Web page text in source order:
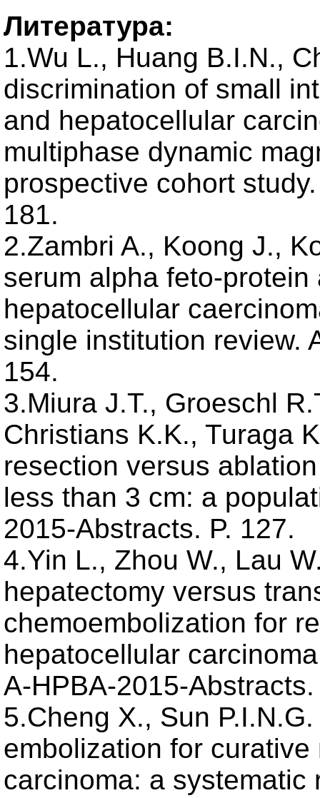
Литература:
1.Wu L., Huang B.I.N.,
discrimination of small
and hepatocellular
multiphase dynamic
prospective cohort
181.
2.Zambri A., Koong J.,
serum alpha feto-
hepatocellular
single institution review.
154.
3.Miura J.T., Groeschl
Christians K.K., Turaga
resection versus
less than 3 cm: a
2015-Abstracts. P. 127.
4.Yin L., Zhou W., Lau
hepatectomy versus
chemoembolization for
hepatocellular
A-HPBA-2015-Abstracts.
5.Cheng X., Sun
embolization for
carcinoma: a systematic